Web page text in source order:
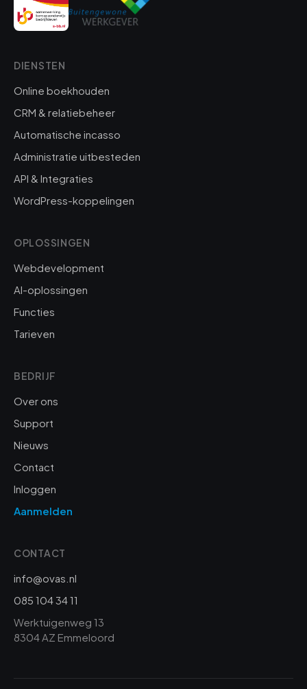
DIENSTEN
Online boekhouden
CRM & relatiebeheer
Automatische incasso
Administratie uitbesteden
API & Integraties
WordPress-koppelingen
OPLOSSINGEN
Webdevelopment
AI-oplossingen
Functies
Tarieven
BEDRIJF
Over ons
Support
Nieuws
Contact
Inloggen
Aanmelden
CONTACT
info@ovas.nl
085 104 34 11
Werktuigenweg 13
8304 AZ Emmeloord